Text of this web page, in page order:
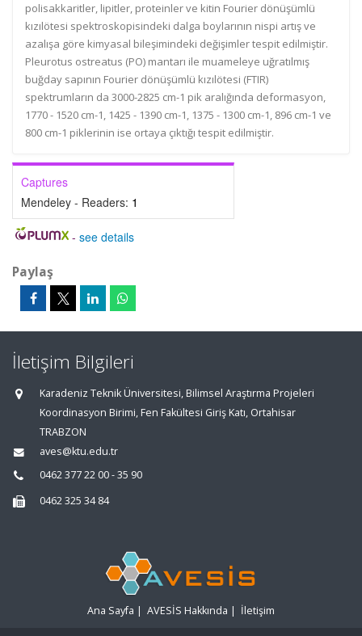
polisakkaritler, lipitler, proteinler ve kitin Fourier dönüşümlü
kızılötesi spektroskopisindeki dalga boylarının nispi artış ve
azalışa göre kimyasal bileşimindeki değişimler tespit edilmiştir.
Pleurotus ostreatus (PO) mantarı ile muameleye uğratılmış
buğday sapının Fourier dönüşümlü kızılötesi (FTIR)
spektrumların da 3000-2825 cm-1 pik aralığında deformasyon,
1770 - 1520 cm-1, 1425 - 1390 cm-1, 1375 - 1300 cm-1, 896 cm-1 ve
800 cm-1 piklerinin ise ortaya çıktığı tespit edilmiştir.
Captures
Mendeley - Readers: 1
- see details
Paylaş
İletişim Bilgileri
Karadeniz Teknik Üniversitesi, Bilimsel Araştırma Projeleri
Koordinasyon Birimi, Fen Fakültesi Giriş Katı, Ortahisar
TRABZON
aves@ktu.edu.tr
0462 377 22 00 - 35 90
0462 325 34 84
Ana Sayfa | AVESİS Hakkında | İletişim